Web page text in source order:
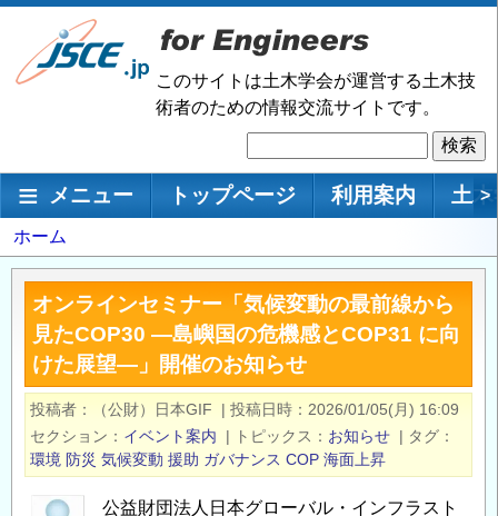
メ
ン
移
このサイトは土木学会が運営する土木技
術者のための情報交流サイトです。
索
メインナビゲーション
メニュー トップページ 利用案内 土 >
パ
ン
く
ホーム
オンラインセミナー「気候変動の最前線から
見たCOP30 ―島嶼国の危機感とCOP31 に向
けた展望―」開催のお知らせ
投稿者 （公財）日本GIF | 投稿日時
2026/01/05(月) 16:09
セクション
イベント案内 | トピックス お知らせ | タグ
環境 防災 気候変動 援助 ガバナンス COP 海面上昇
公益財団法人日本グローバル・インフラスト